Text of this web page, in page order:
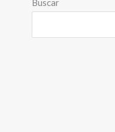
Buscar